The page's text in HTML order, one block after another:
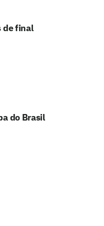
de final
do Brasil